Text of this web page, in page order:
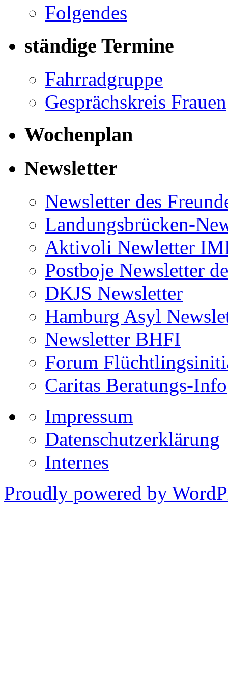
Folgendes
ständige Termine
Fahrradgruppe
Gesprächskreis Frauen
Wochenplan
Newsletter
Newsletter des
Landungsbrücken-
Aktivoli Newletter
Postboje Newsletter
DKJS Newsletter
Hamburg Asyl
Newsletter BHFI
Forum
Caritas Beratungs-Info
Impressum
Datenschutzerklärung
Internes
Proudly powered by